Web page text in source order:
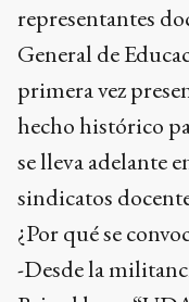
representantes
General de
primera vez
hecho histórico
se lleva adelante
sindicatos
¿Por qué se
-Desde la